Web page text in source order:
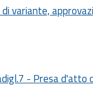
variante,
- Presa